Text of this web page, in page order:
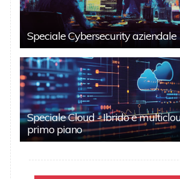
Speciale Cybersecurity aziendale
Speciale Cloud - Ibrido e
primo piano